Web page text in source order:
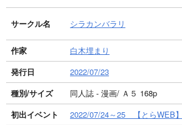
サークル名 シラカンバラリ
作家
白木埋まり
発行日
2022/07/23
種別/サイズ
同人誌 - 漫画/ Ａ５ 168p
初出イベント
2022/07/24～25 【とらWEB